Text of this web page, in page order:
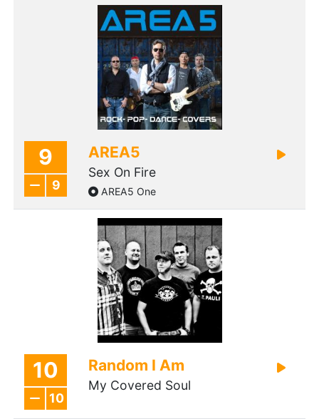
9
9
AREA5
Sex On Fire
AREA5 One
10
10
Random I Am
My Covered Soul